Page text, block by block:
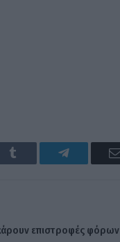
Tumblr Telegram
επιστροφές φόρων